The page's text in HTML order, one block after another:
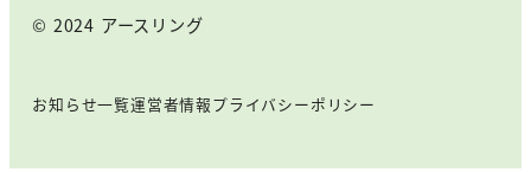
© 2024 アースリング
お知らせ一覧運営者情報プライバシーポリシー